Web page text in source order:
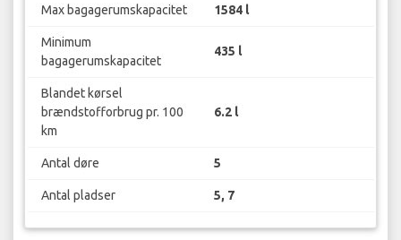
Max bagagerumskapacitet 1584 l
Minimum
bagagerumskapacitet
435 l
Blandet kørsel
brændstofforbrug pr. 100
km
6.2 l
Antal døre 5
Antal pladser 5, 7